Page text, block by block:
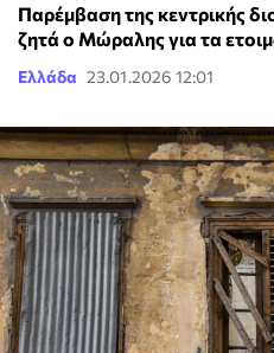
Παρέμβαση της κεντρικής
ζητά ο Μώραλης για τα
Ελλάδα 23.01.2026 12:01